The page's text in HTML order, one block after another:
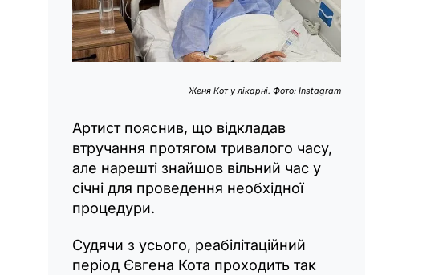
Женя Кот у лікарні. Фото: Instagram
Артист пояснив, що відкладав
втручання протягом тривалого часу,
але нарешті знайшов вільний час у
січні для проведення необхідної
процедури.
Судячи з усього, реабілітаційний
період Євгена Кота проходить так